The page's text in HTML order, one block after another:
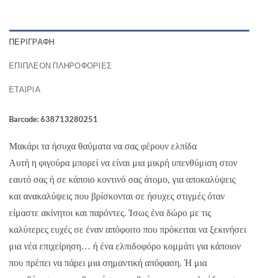
ΠΕΡΙΓΡΑΦΉ
ΕΠΙΠΛΈΟΝ ΠΛΗΡΟΦΟΡΊΕΣ
ΕΤΑΙΡΊΑ
Barcode: 638713280251
Μακάρι τα ήσυχα θαύματα να σας φέρουν ελπίδα
Αυτή η φιγούρα μπορεί να είναι μια μικρή υπενθύμιση στον
εαυτό σας ή σε κάποιο κοντινό σας άτομο, για αποκαλύψεις
και ανακαλύψεις που βρίσκονται σε ήσυχες στιγμές όταν
είμαστε ακίνητοι και παρόντες. Ίσως ένα δώρο με τις
καλύτερες ευχές σε έναν απόφοιτο που πρόκειται να ξεκινήσει
μια νέα επιχείρηση… ή ένα ελπιδοφόρο κομμάτι για κάποιον
που πρέπει να πάρει μια σημαντική απόφαση. Ή μια